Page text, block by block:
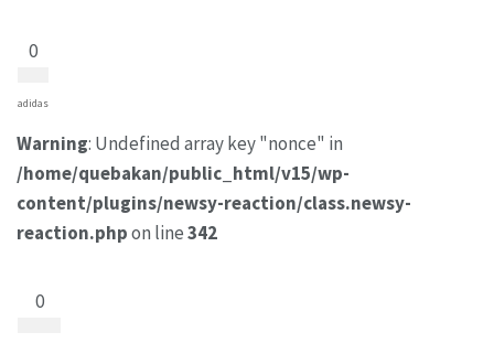
0
adidas
Warning: Undefined array key "nonce" in
/home/quebakan/public_html/v15/wp-
content/plugins/newsy-reaction/class.newsy-
reaction.phpon line342
0